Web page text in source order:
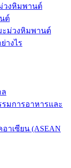
วงหิมพานต์
ต์
ะม่วงหิมพานต์
างไร
มการอาหารและ
าเซียน (ASEAN